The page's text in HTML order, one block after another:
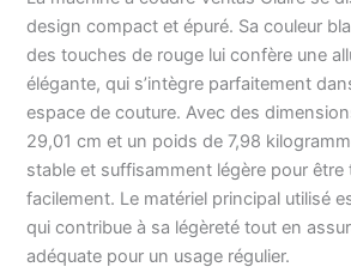
largeur et la
peuvent
modifiés de
invidiuelle.
comprend 9
presseurs :
presseur
zig-zag, pied
pied pour
design compact et épuré. Sa couleur
des touches de rouge lui confère une
élégante, qui s’intègre parfaitement
espace de couture. Avec des
29,01 cm et un poids de 7,98
stable et suffisamment légère pour être
facilement. Le matériel principal utilisé
qui contribue à sa légèreté tout en
adéquate pour un usage régulier.